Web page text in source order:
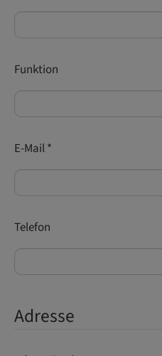
Funktion
E-Mail*
Telefon
Adresse